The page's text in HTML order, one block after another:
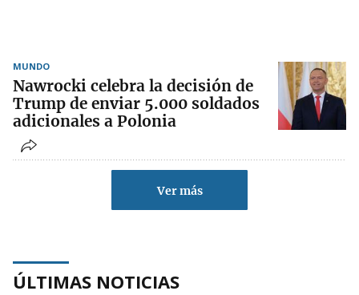
MUNDO
Nawrocki celebra la decisión de
Trump de enviar 5.000 soldados
adicionales a Polonia
Ver más
ÚLTIMAS NOTICIAS